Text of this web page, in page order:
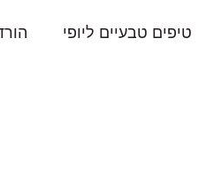
טיפים טבעיים ליופי